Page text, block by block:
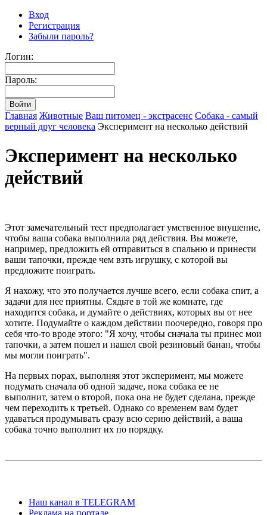
Вход
Регистрация
Забыли пароль?
Логин:
Пароль:
Главная Животные Ваш питомец - экстрасенс Собака - самый
верный друг человека Эксперимент на несколько действий
Эксперимент на несколько
действий
Этот замечательный тест предполагает умственное внушение,
чтобы ваша собака выполнила ряд действия. Вы можете,
например, предложить ей отправиться в спальню и принести
ваши тапочки, прежде чем взть игрушку, с которой вы
предложите поиграть.
Я нахожу, что это получается лучше всего, если собака спит, а
задачи для нее приятны. Сядьте в той же комнате, где
находится собака, и думайте о действиях, которых вы от нее
хотите. Подумайте о каждом действии поочередно, говоря про
себя что-то вроде этого: "Я хочу, чтобы сначала ты принес мои
тапочки, а затем пошел и нашел свой резиновый банан, чтобы
мы могли поиграть".
На первых порах, выполняя этот эксперимент, мы можете
подумать сначала об одной задаче, пока собака ее не
выполнит, затем о второй, пока она не будет сделана, прежде
чем переходить к третьей. Однако со временем вам будет
удаваться продумывать сразу всю серию действий, а ваша
собака точно выполнит их по порядку.
Наш канал в TELEGRAM
Реклама на портале